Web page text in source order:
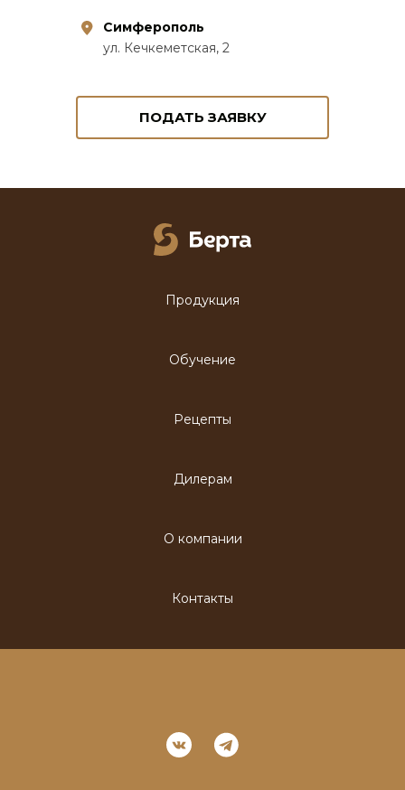
Симферополь
ул. Кечкеметская, 2
ПОДАТЬ ЗАЯВКУ
Продукция
Обучение
Рецепты
Дилерам
О компании
Контакты